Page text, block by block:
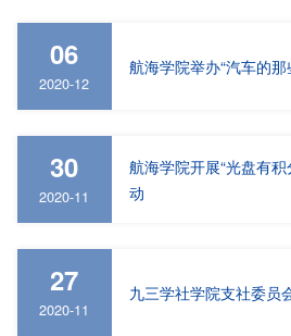
06
2020-12
航海学院举办“汽车的
30
2020-11
航海学院开展“光盘有
动
27
2020-11
九三学社学院支社委员